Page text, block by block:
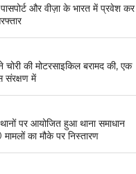
और वीज़ा के भारत में प्रवेश कर
की मोटरसाइकिल बरामद की, एक
संरक्षण में
पर आयोजित हुआ थाना समाधान
का मौके पर निस्तारण